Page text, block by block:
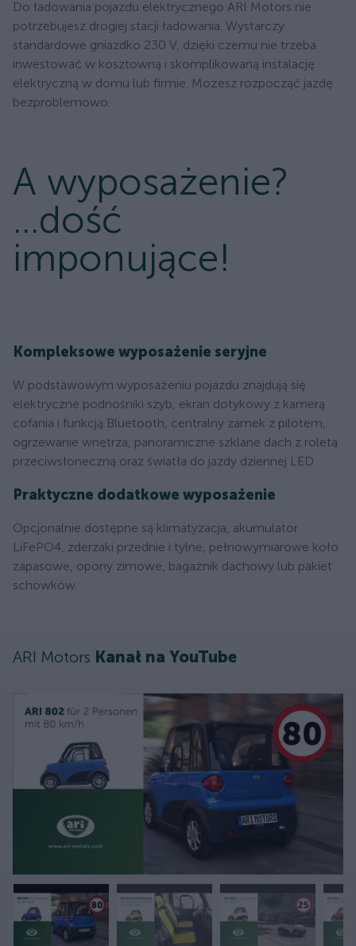
Do ładowania pojazdu elektrycznego ARI Motors nie
potrzebujesz drogiej stacji ładowania. Wystarczy
standardowe gniazdko 230 V, dzięki czemu nie trzeba
inwestować w kosztowną i skomplikowaną instalację
elektryczną w domu lub firmie. Możesz rozpocząć jazdę
bezproblemowo.
A wyposażenie?
...dość
imponujące!
Kompleksowe wyposażenie seryjne
W podstawowym wyposażeniu pojazdu znajdują się
elektryczne podnośniki szyb, ekran dotykowy z kamerą
cofania i funkcją Bluetooth, centralny zamek z pilotem,
ogrzewanie wnętrza, panoramiczne szklane dach z roletą
przeciwsłoneczną oraz światła do jazdy dziennej LED.
Praktyczne dodatkowe wyposażenie
Opcjonalnie dostępne są klimatyzacja, akumulator
LiFePO4, zderzaki przednie i tylne, pełnowymiarowe koło
zapasowe, opony zimowe, bagażnik dachowy lub pakiet
schowków.
ARI Motors Kanał na YouTube